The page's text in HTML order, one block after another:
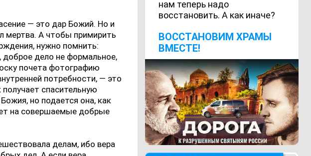
— это дар Божий. Но и
мертва. А чтобы примирить
нужно помнить:
дело не формальное,
почета фотографию
потребности, — это
спасительную
но подается она, как
на совершаемые добрые
делам, ибо вера
нам теперь надо
восстановить. А как иначе?
ВОCСТАНОВИМ ХРАМЫ
ВМЕСТЕ!